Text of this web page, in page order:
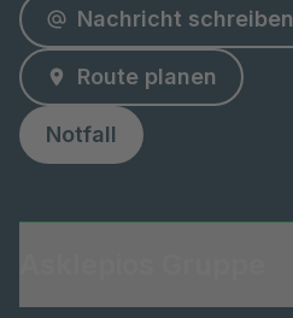
Nachricht schreiben
Route planen
Notfall